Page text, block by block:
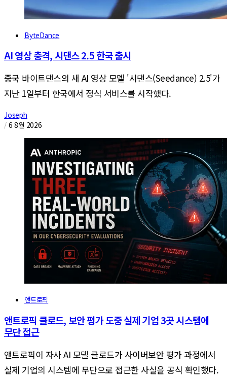
ByteDance
AI 영상 충격, 시댄스 2.5 한국 출시
중국 바이트댄스의 새 AI 영상 모델 '시댄스(Seedance) 2.5'가
지난 1일부터 한국에서 정식 서비스를 시작했다.
Joseph
/ 6 8월 2026
앤트로픽
앤트로픽 클로드, 보안 평가 도중 실제 기업 3곳 시스템에
무단 접근
앤트로픽이 자사 AI 모델 클로드가 사이버보안 평가 과정에서
실제 기업의 시스템에 무단으로 접근한 사실을 공식 확인했다.